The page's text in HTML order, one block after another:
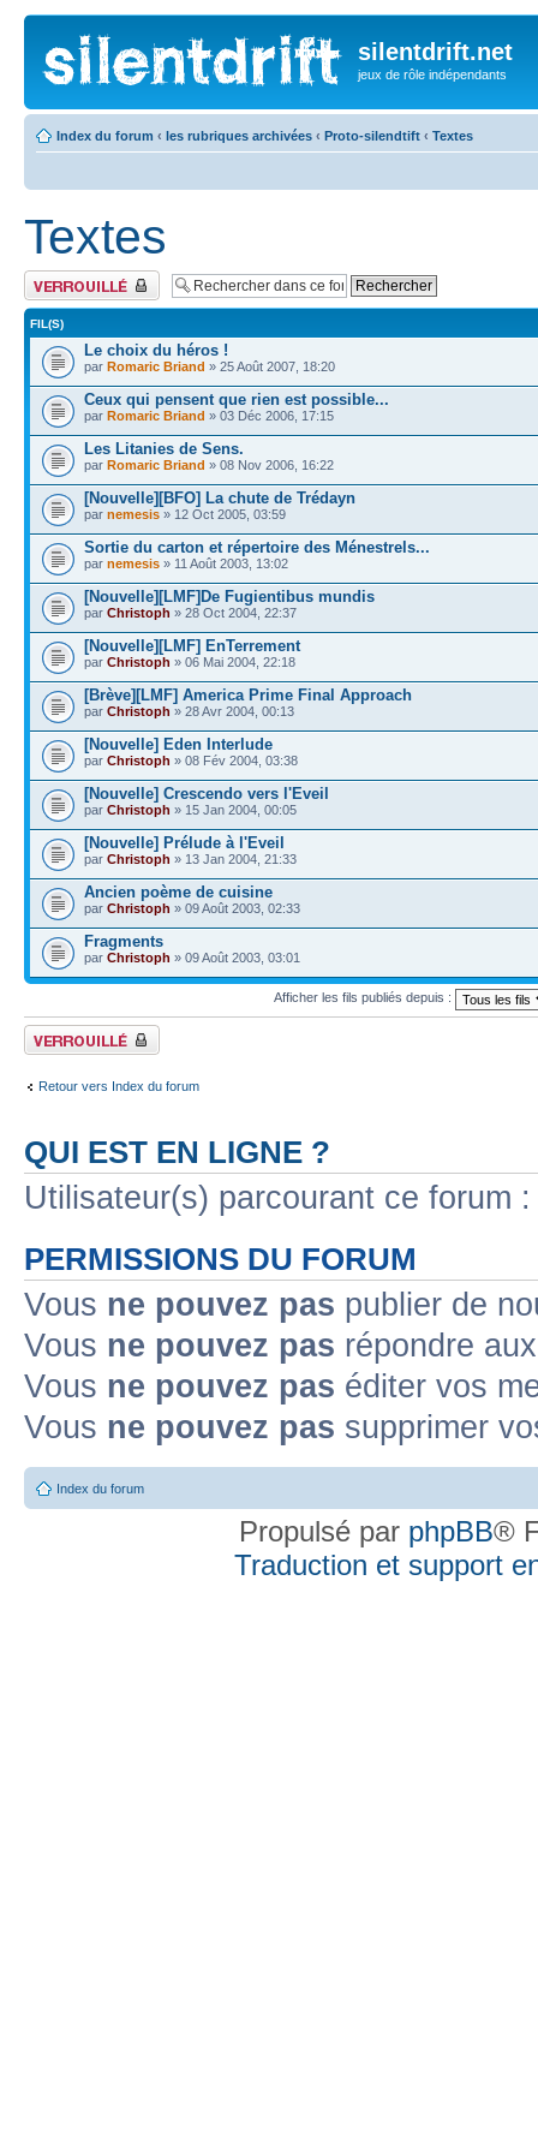
silentdrift.net
jeux de rôle indépendants
Index du forum ‹ les rubriques archivées ‹ Proto-silendtift ‹ Textes
Textes
Forum verrouillé
FIL(S)
Le choix du héros !
par Romaric Briand » 25 Août 2007, 18:20
Ceux qui pensent que rien est possible...
par Romaric Briand » 03 Déc 2006, 17:15
Les Litanies de Sens.
par Romaric Briand » 08 Nov 2006, 16:22
[Nouvelle][BFO] La chute de Trédayn
par nemesis » 12 Oct 2005, 03:59
Sortie du carton et répertoire des Ménestrels...
par nemesis » 11 Août 2003, 13:02
[Nouvelle][LMF]De Fugientibus mundis
par Christoph » 28 Oct 2004, 22:37
[Nouvelle][LMF] EnTerrement
par Christoph » 06 Mai 2004, 22:18
[Brève][LMF] America Prime Final Approach
par Christoph » 28 Avr 2004, 00:13
[Nouvelle] Eden Interlude
par Christoph » 08 Fév 2004, 03:38
[Nouvelle] Crescendo vers l'Eveil
par Christoph » 15 Jan 2004, 00:05
[Nouvelle] Prélude à l'Eveil
par Christoph » 13 Jan 2004, 21:33
Ancien poème de cuisine
par Christoph » 09 Août 2003, 02:33
Fragments
par Christoph » 09 Août 2003, 03:01
Afficher les fils publiés depuis :
Forum verrouillé
Retour vers Index du forum
QUI EST EN LIGNE ?
Utilisateur(s) parcourant ce forum
PERMISSIONS DU FORUM
Vous ne pouvez pas publier de
Vous ne pouvez pas répondre
Vous ne pouvez pas éditer vos
Vous ne pouvez pas supprimer
Index du forum
Propulsé par phpBB®
Traduction et support